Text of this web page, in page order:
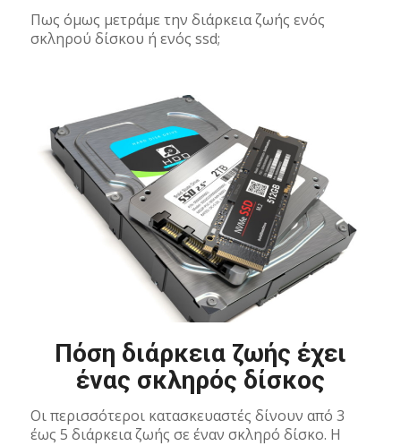
Πως όμως μετράμε την διάρκεια ζωής ενός
σκληρού δίσκου ή ενός ssd;
Πόση διάρκεια ζωής έχει
ένας σκληρός δίσκος
Οι περισσότεροι κατασκευαστές δίνουν από 3
έως 5 διάρκεια ζωής σε έναν σκληρό δίσκο. Η